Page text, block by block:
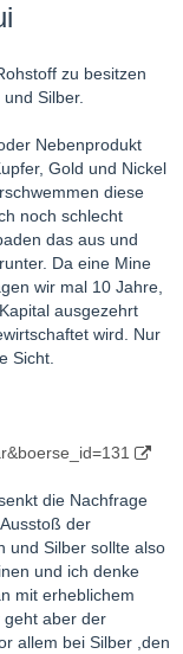
zu besitzen
Silber.
Nebenprodukt
Gold und Nickel
diese
noch schlecht
das aus und
Da eine Mine
wir mal 10 Jahre,
ausgezehrt
wird. Nur
Sicht.
die Nachfrage
der
und Silber sollte also
und ich denke
mit erheblichem
geht aber der
allem bei Silber ,den